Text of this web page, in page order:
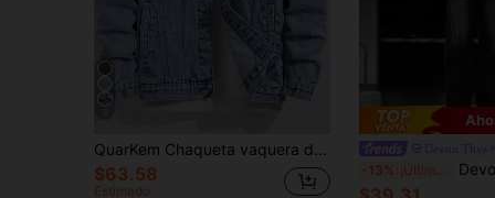
QuarKem Chaqueta vaquera de manga larga y abotonada casual para hombres para salir en otoño
$63.58
Estimado
-13% Devon Thys Chaqueta